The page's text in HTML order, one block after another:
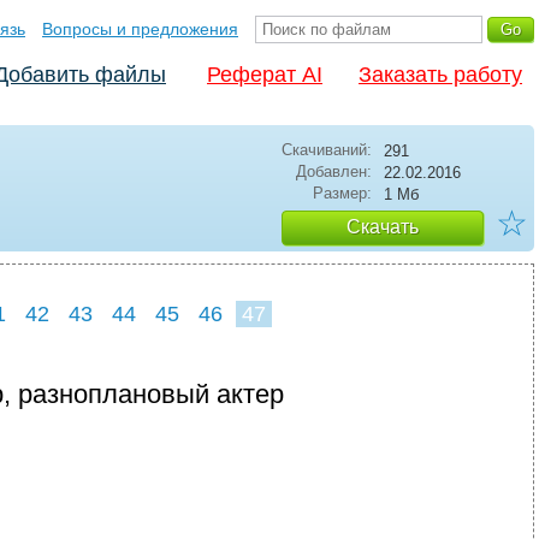
Вопросы и предложения
файлы Реферат AI Заказать работу
Скачиваний:
291
Добавлен:
22.02.2016
Размер:
1 Мб
Скачать ☆
42 43 44 45 46 47
разноплановый актер